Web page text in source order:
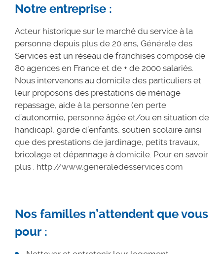
Notre entreprise :
Acteur historique sur le marché du service à la
personne depuis plus de 20 ans, Générale des
Services est un réseau de franchises composé de
80 agences en France et de + de 2000 salariés.
Nous intervenons au domicile des particuliers et
leur proposons des prestations de ménage
repassage, aide à la personne (en perte
d’autonomie, personne âgée et/ou en situation de
handicap), garde d’enfants, soutien scolaire ainsi
que des prestations de jardinage, petits travaux,
bricolage et dépannage à domicile. Pour en savoir
plus : http://www.generaledesservices.com
Nos familles n’attendent que vous
pour :